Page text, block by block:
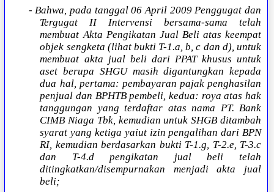
- Bahwa, pada tanggal 06 April 2009 Penggugat dan
Tergugat II Intervensi bersama-sama telah
membuat Akta Pengikatan Jual Beli atas keempat
objek sengketa (lihat bukti T-1.a, b, c dan d), untuk
membuat akta jual beli dari PPAT khusus untuk
aset berupa SHGU masih digantungkan kepada
dua hal, pertama: pembayaran pajak penghasilan
penjual dan BPHTB pembeli, kedua: roya atas hak
tanggungan yang terdaftar atas nama PT. Bank
CIMB Niaga Tbk, kemudian untuk SHGB ditambah
syarat yang ketiga yaiut izin pengalihan dari BPN
RI, kemudian berdasarkan bukti T-1.g, T-2.e, T-3.c
dan T-4.d pengikatan jual beli telah
ditingkatkan/disempurnakan menjadi akta jual
beli;